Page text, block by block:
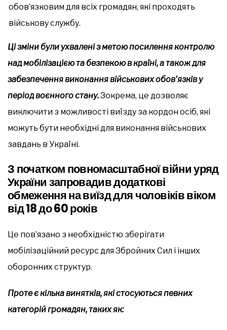
обов’язковим для всіх громадян, які проходять
військову службу.
Ці зміни були ухвалені з метою посилення контролю
над мобілізацією та безпекою в країні, а також для
забезпечення виконання військових обов’язків у
період воєнного стану.Зокрема, це дозволяє
виключити з можливості виїзду за кордон осіб, які
можуть бути необхідні для виконання військових
завдань в Україні.
З початком повномасштабної війни уряд
України запровадив додаткові
обмеження на виїзд для чоловіків віком
від 18 до 60 років
Це пов’язано з необхідністю зберігати
мобілізаційний ресурс для Збройних Сил і інших
оборонних структур.
Проте є кілька винятків, які стосуються певних
категорій громадян, таких як: